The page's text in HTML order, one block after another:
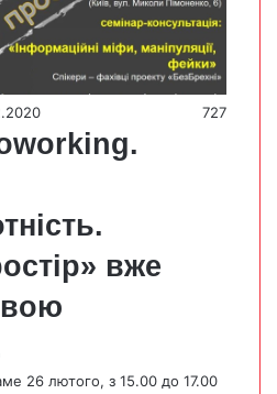
727
вже
26 лютого, з 15.00 до 17.00